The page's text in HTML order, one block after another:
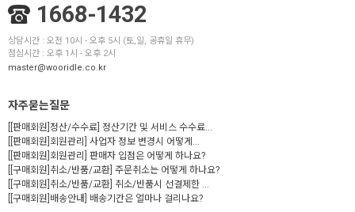
1668-1432
상담시간 : 오전 10시 - 오후 5시 (토,일, 공휴일 휴무)
점심시간 : 오후 1시 - 오후 2시
master@wooridle.co.kr
자주묻는질문
[[판매회원]정산/수수료] 정산기간 및 서비스 수수료...
[[판매회원]회원관리] 사업자 정보 변경시 어떻게...
[[판매회원]회원관리] 판매자 입점은 어떻게 하나요?
[[구매회원]취소/반품/교환] 주문취소는 어떻게 하나요?
[[구매회원]취소/반품/교환] 취소/반품시 선결제한 ...
[[구매회원]배송안내] 배송기간은 얼마나 걸리나요?